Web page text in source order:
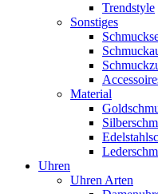
Trendstyle
Sonstiges
Material
Uhren
Uhren Arten